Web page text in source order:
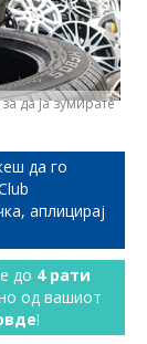
да ја зумирате
да го
аплицирај
до 4 рати
од вашиот
!